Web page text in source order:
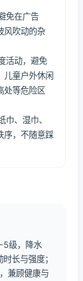
免在广告
风吹动的杂
活动，避免
儿童户外休闲
处等危险区
、湿巾、
序，不随意踩
级，降水
长与强度；
兼顾健康与